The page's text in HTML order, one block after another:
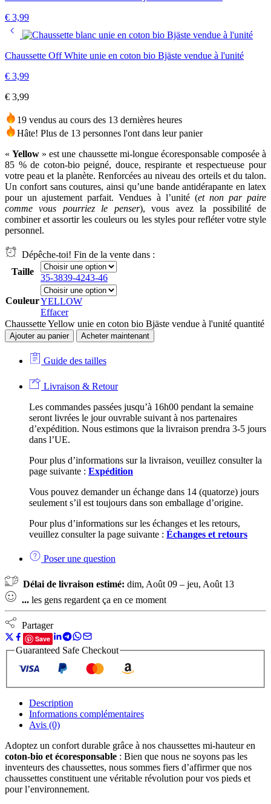
€ 3,99
Chaussette Off White unie en coton bio Bjäste vendue à l'unité
€ 3,99
€ 3,99
19 vendus au cours des 13 dernières heures
Hâte! Plus de 13 personnes l'ont dans leur panier
«Yellow » est une chaussette mi-longue écoresponsable composée à
85 % de coton-bio peigné, douce, respirante et respectueuse pour
votre peau et la planète. Renforcées au niveau des orteils et du talon.
Un confort sans coutures, ainsi qu’une bande antidérapante en latex
pour un ajustement parfait. Vendues à l’unité (et non par paire
comme vous pourriez le penser), vous avez la possibilité de
combiner et assortir les couleurs ou les styles pour refléter votre style
personnel.
Dépêche-toi! Fin de la vente dans :
Taille
35-3839-4243-46
CouleurYELLOW
Effacer
Chaussette Yellow unie en coton bio Bjäste vendue à l'unité quantité
Ajouter au panier Acheter maintenant
Guide des tailles
Livraison & Retour
Les commandes passées jusqu’à 16h00 pendant la semaine
seront livrées le jour ouvrable suivant à nos partenaires
d’expédition. Nous estimons que la livraison prendra 3-5 jours
dans l’UE.
Pour plus d’informations sur la livraison, veuillez consulter la
page suivante : Expédition
Vous pouvez demander un échange dans 14 (quatorze) jours
seulement s’il est toujours dans son emballage d’origine.
Pour plus d’informations sur les échanges et les retours,
veuillez consulter la page suivante : Échanges et retours
Poser une question
Délai de livraison estimé: dim, Août 09 – jeu, Août 13
... les gens regardent ça en ce moment
Partager
Save
Guaranteed Safe Checkout
Description
Informations complémentaires
Avis (0)
Adoptez un confort durable grâce à nos chaussettes mi-hauteur en
coton-bio et écoresponsable : Bien que nous ne soyons pas les
inventeurs des chaussettes, nous sommes fiers d’affirmer que nos
chaussettes constituent une véritable révolution pour vos pieds et
pour l’environnement.